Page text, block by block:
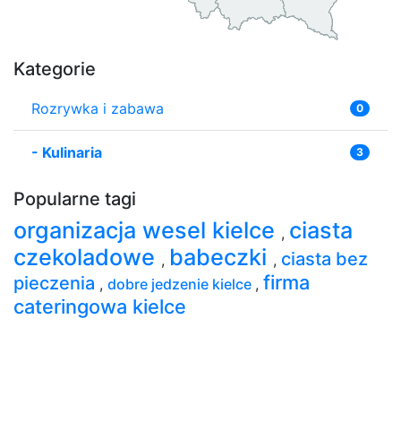
Kategorie
Rozrywka i zabawa 0
- Kulinaria 3
Popularne tagi
organizacja wesel kielce , ciasta
czekoladowe , babeczki , ciasta bez
pieczenia , dobre jedzenie kielce , firma
cateringowa kielce